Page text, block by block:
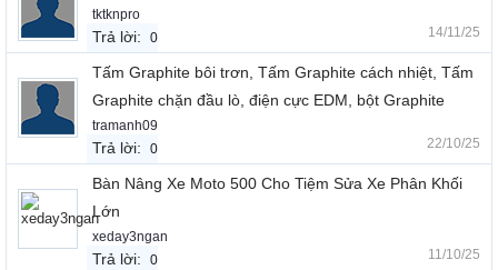
tktknpro
Trả lời: 0 14/11/25
Tấm Graphite bôi trơn, Tấm Graphite cách nhiệt, Tấm
Graphite chặn đầu lò, điện cực EDM, bột Graphite
tramanh09
Trả lời: 0 22/10/25
Bàn Nâng Xe Moto 500 Cho Tiệm Sửa Xe Phân Khối
Lớn
xeday3ngan
Trả lời: 0 11/10/25